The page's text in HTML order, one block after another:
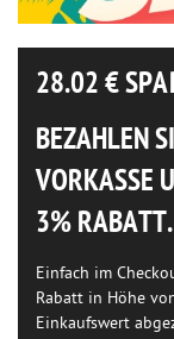
28.02€
BEZAHLEN
VORKASSE
3% RABATT.
Einfach im
Rabatt in Höhe
Einkaufswert